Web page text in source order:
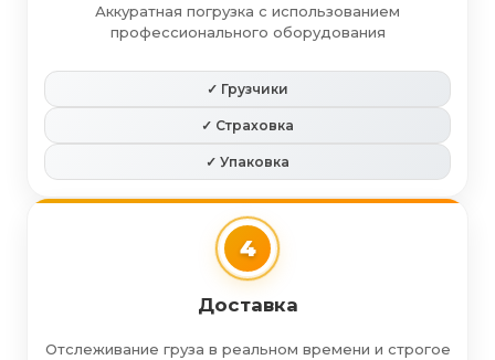
Аккуратная погрузка с использованием
профессионального оборудования
✓ Грузчики
✓ Страховка
✓ Упаковка
4
Доставка
Отслеживание груза в реальном времени и строгое